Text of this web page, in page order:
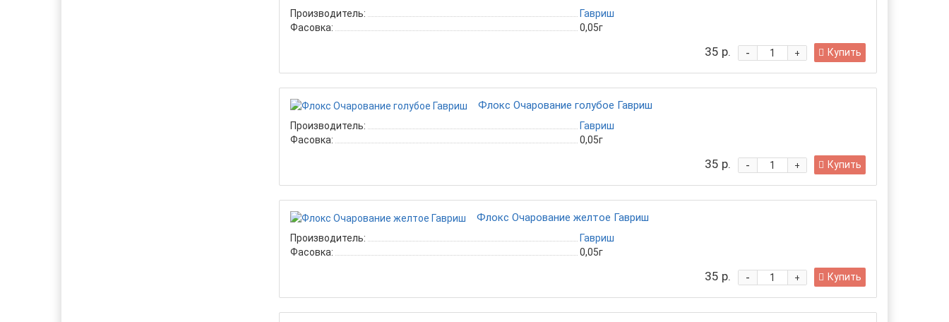
Производитель:
Гавриш
Фасовка:
0,05г
35 р. +
- Купить
Флокс Очарование голубое Гавриш
Производитель:
Гавриш
Фасовка:
0,05г
35 р. +
- Купить
Флокс Очарование желтое Гавриш
Производитель:
Гавриш
Фасовка:
0,05г
35 р. +
- Купить